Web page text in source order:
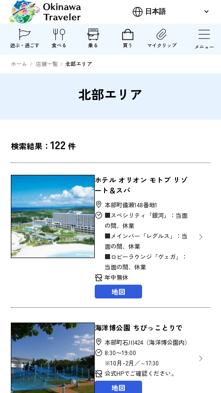
遊ぶ・過ごす 食べる 乗る 買う マイクリップ メニュー
ホーム 店舗一覧 北部エリア
北部エリア
検索結果：122 件
ホテル オリオン モトブ リゾ
ート＆スパ
本部町備瀬148番地1
■スペシリティ「銀河」：当面
の間、休業
■メインバー「レグルス」：当
面の間、休業
■ロビーラウンジ「ヴェガ」：
当面の間、休業
年中無休
地図
海洋博公園 ちびっことりで
本部町石川424（海洋博公園内）
8:30〜19:00
※10月-2月／～17:30
公式HPでご確認ください。
地図